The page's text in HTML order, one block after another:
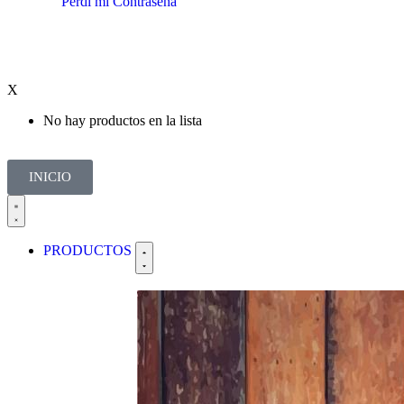
X
No hay productos en la lista
INICIO
PRODUCTOS